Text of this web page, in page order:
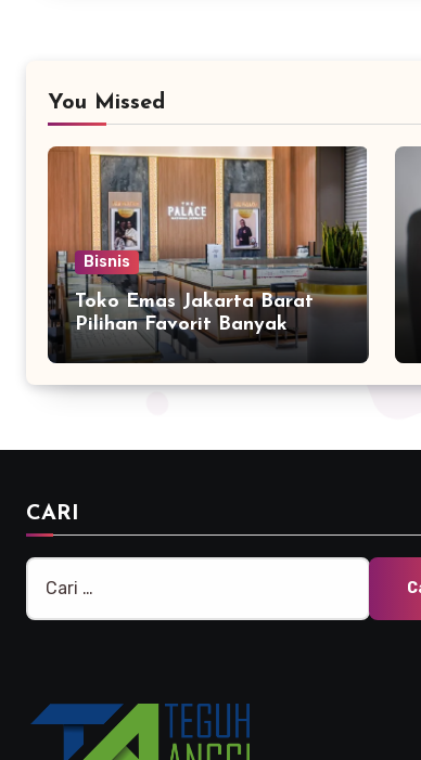
You Missed
Bisnis
Toko Emas Jakarta Barat
Pilihan Favorit Banyak
CARI
Cari
untuk: